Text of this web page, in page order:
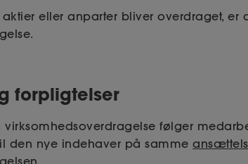
aktier eller anparter bliver overdraget, er
forpligtelser
virksomhedsoverdragelse følger
den nye indehaver på samme